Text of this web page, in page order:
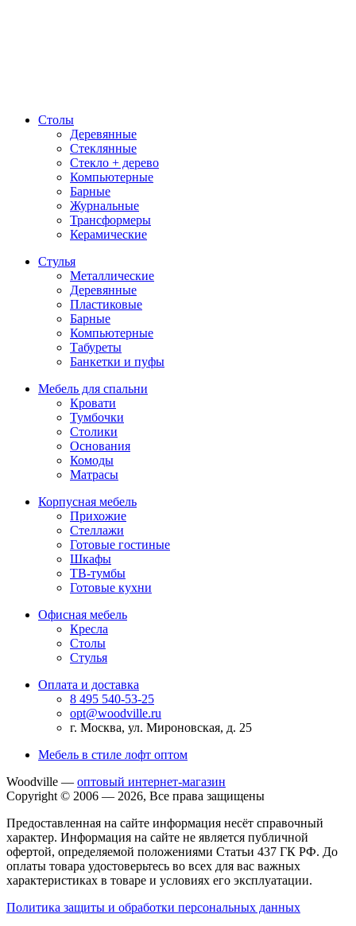
Столы
Деревянные
Стеклянные
Стекло + дерево
Компьютерные
Барные
Журнальные
Трансформеры
Керамические
Стулья
Металлические
Деревянные
Пластиковые
Барные
Компьютерные
Табуреты
Банкетки и пуфы
Мебель для спальни
Кровати
Тумбочки
Столики
Основания
Комоды
Матрасы
Корпусная мебель
Прихожие
Стеллажи
Готовые гостиные
Шкафы
ТВ-тумбы
Готовые кухни
Офисная мебель
Кресла
Столы
Стулья
Оплата и доставка
8 495 540-53-25
opt@woodville.ru
г. Москва, ул. Мироновская, д. 25
Мебель в стиле лофт оптом
Woodville — оптовый интернет-магазин
Copyright © 2006 — 2026, Все права защищены
Предоставленная на сайте информация несёт справочный
характер. Информация на сайте не является публичной
офертой, определяемой положениями Статьи 437 ГК РФ. До
оплаты товара удостоверьтесь во всех для вас важных
характеристиках в товаре и условиях его эксплуатации.
Политика защиты и обработки персональных данных